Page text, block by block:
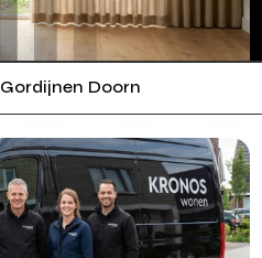
Gordijnen Doorn